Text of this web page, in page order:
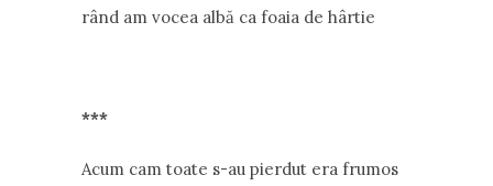
rând am vocea albă ca foaia de hârtie
***
Acum cam toate s-au pierdut era frumos